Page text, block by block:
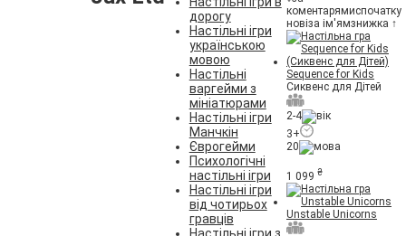
дорогу
Настільні ігри
українською
мовою
Настільні
варгейми з
мініатюрами
Настільні ігри
Манчкін
Єврогейми
Психологічні
настільні ігри
Настільні ігри
від чотирьох
гравців
коментарямиспочатку
новіза ім'ямзнижка ↑
Sequence for Kids
Сиквенс для Дітей
2-4
3+
20
1 099 ₴
Unstable Unicorns